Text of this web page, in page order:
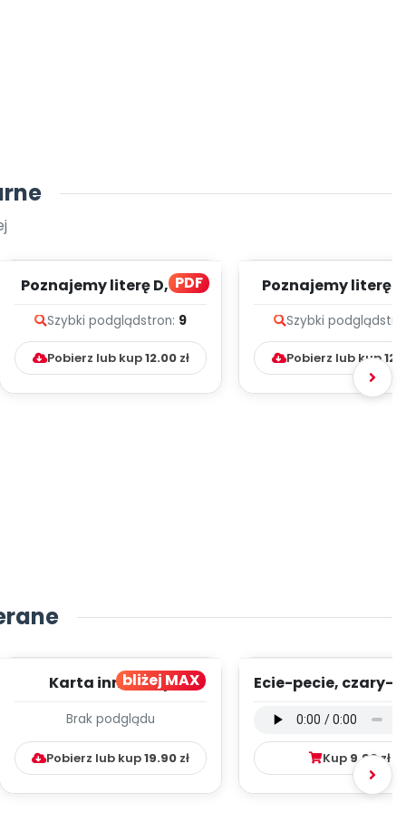
PDF
Poznajemy literę D, cz. 1
Szybki podglądstron: 9
Pobierz lub kup12.00zł
Poznajemy literę E,
Szybki podgląd
Pobierz lub kup
bliżej MAX
Karta innowacji
Kumpelkowo
Brak podglądu
Pobierz lub kup19.90 zł
Ecie-pecie, czary-
mp3)
Kup 9.99zł